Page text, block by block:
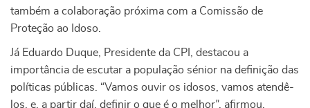
também a colaboração próxima com a Comissão de
Proteção ao Idoso.
Já Eduardo Duque, Presidente da CPI, destacou a
importância de escutar a população sénior na definição das
políticas públicas. “Vamos ouvir os idosos, vamos atendê-
los, e, a partir daí, definir o que é o melhor”, afirmou,